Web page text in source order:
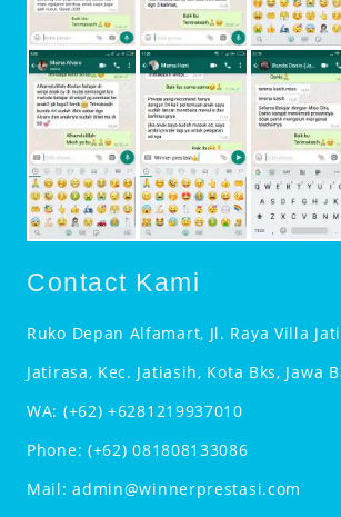
Contact Kami
Ruko Depan Alfamart, Jl. Raya Villa
Jatirasa, Kec. Jatiasih, Kota Bks, Jawa
WA: (+62) +6281219937010
Phone: (+62) 081808133086
Mail:admin@winnerprestasi.com